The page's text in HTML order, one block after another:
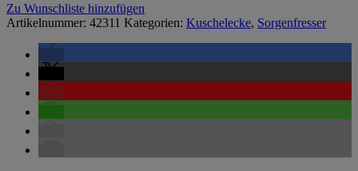
Zu Wunschliste hinzufügen
Artikelnummer: 42311 Kategorien: Kuschelecke, Sorgenfresser